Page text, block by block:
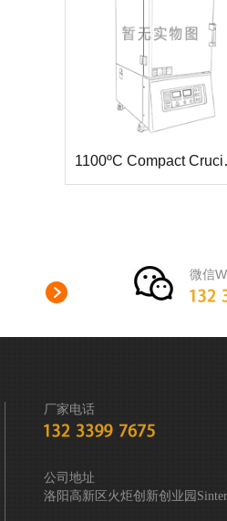
微信
厂家电话
公司地址
洛阳高新区火炬创新创业园